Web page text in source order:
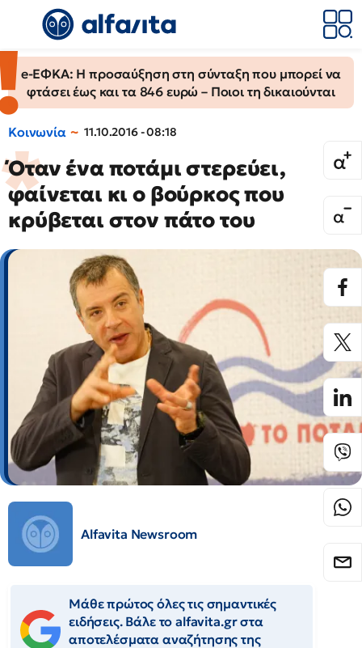
e-ΕΦΚΑ: Η προσαύξηση στη σύνταξη που μπορεί να
φτάσει έως και τα 846 ευρώ – Ποιοι τη δικαιούνται
Κοινωνία 11.10.2016 - 08:18
Όταν ένα ποτάμι στερεύει,
φαίνεται κι ο βούρκος που
κρύβεται στον πάτο του
Alfavita Newsroom
Μάθε πρώτος όλες τις σημαντικές
ειδήσεις. Βάλε το alfavita.gr στα
αποτελέσματα αναζήτησης της